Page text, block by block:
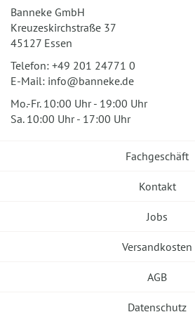
Banneke GmbH
Kreuzeskirchstraße 37
45127 Essen
Telefon: +49 201 24771 0
E-Mail: info@banneke.de
Mo.-Fr. 10:00 Uhr - 19:00 Uhr
Sa. 10:00 Uhr - 17:00 Uhr
Fachgeschäft
Kontakt
Jobs
Versandkosten
AGB
Datenschutz